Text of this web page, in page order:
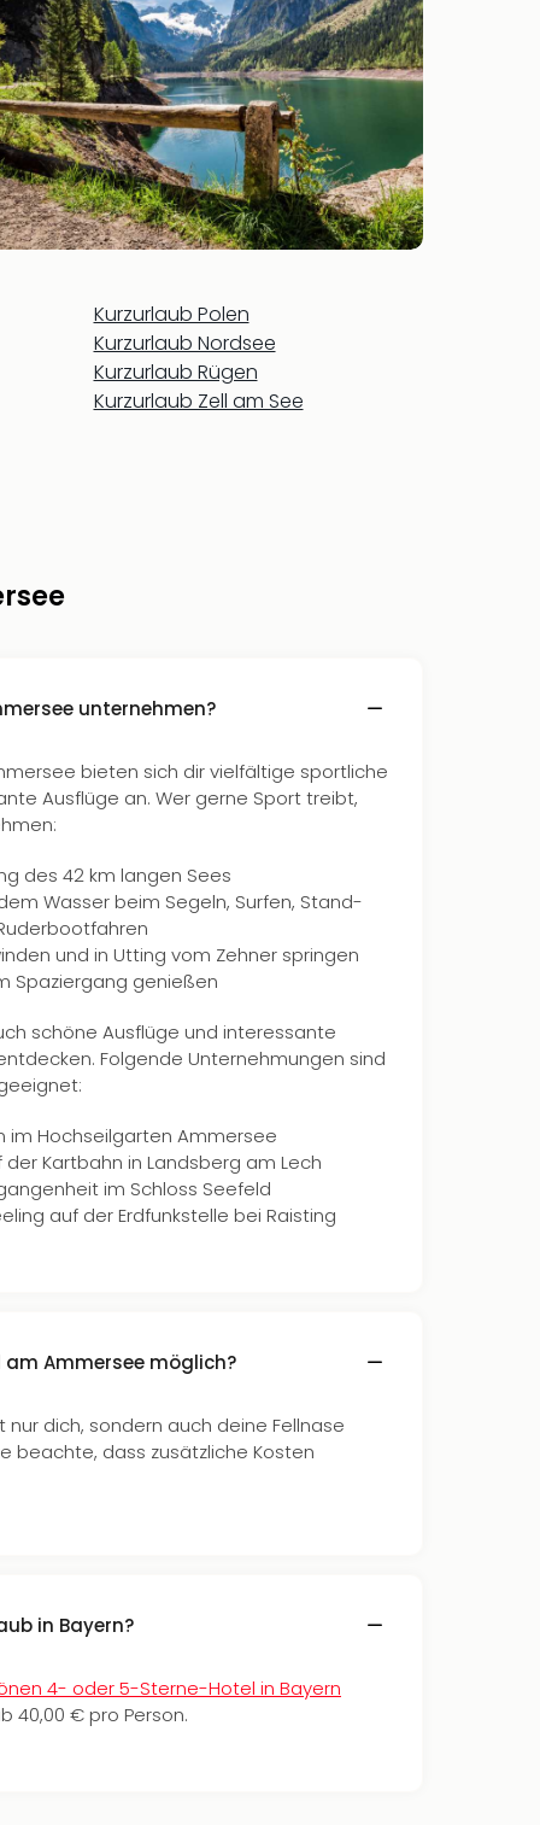
Kurzurlaub Polen
Kurzurlaub Nordsee
Kurzurlaub Rügen
Kurzurlaub Zell am See
unternehmen?
bieten sich dir vielfältige sportliche
Ausflüge an. Wer gerne Sport treibt,
des 42 km langen Sees
Wasser beim Segeln, Surfen, Stand-
und in Utting vom Zehner springen
Spaziergang genießen
schöne Ausflüge und interessante
Folgende Unternehmungen sind
im Hochseilgarten Ammersee
Kartbahn in Landsberg am Lech
im Schloss Seefeld
auf der Erdfunkstelle bei Raisting
Ammersee möglich?
dich, sondern auch deine Fellnase
beachte, dass zusätzliche Kosten
in Bayern?
4- oder 5-Sterne-Hotel in Bayern
40,00 € pro Person.